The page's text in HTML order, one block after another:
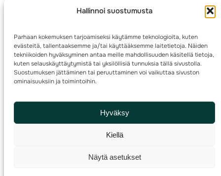
Hallinnoi suostumusta
Parhaan kokemuksen tarjoamiseksi käytämme teknologioita, kuten
evästeitä, tallentaaksemme ja/tai käyttääksemme laitetietoja. Näiden
tekniikoiden hyväksyminen antaa meille mahdollisuuden käsitellä tietoja,
kuten selauskäyttäytymistä tai yksilöllisiä tunnuksia tällä sivustolla.
Suostumuksen jättäminen tai peruuttaminen voi vaikuttaa sivuston
ominaisuuksiin ja toimintoihin.
Hyväksy
Kiellä
Näytä asetukset
Nuorison koulutukset
Kartoitus
Ratamestari
© 2025 ·Suomen Suunnistusliitto· Valimotie 10, 00380 Helsinki, Finland
info(a)suunnistusliitto.fi,Rastilipun asiat: rastilippu(a)suunnistusliitto.fi
Kilpailut ja kuntorastit – Rastilippu:::Rastilipun ohjeet